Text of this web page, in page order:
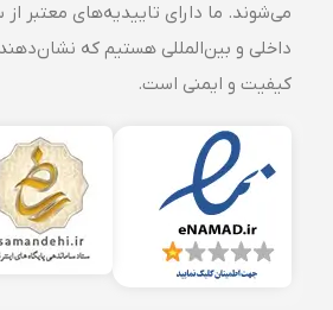
می‌شوند. ما دارای تاییدیه‌های معتبر از
داخلی و بین‌المللی هستیم که نشان‌دهنده‌ی
کیفیت و ایمنی است.